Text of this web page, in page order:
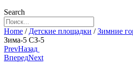
Search
Home / Детские площадки /Зимние
Зима-5 СЗ-5
PrevНазад
ВпередNext